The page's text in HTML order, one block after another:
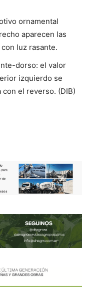
ornamental
aparecen las
luz rasante.
dorso: el valor
izquierdo se
el reverso. (DIB)